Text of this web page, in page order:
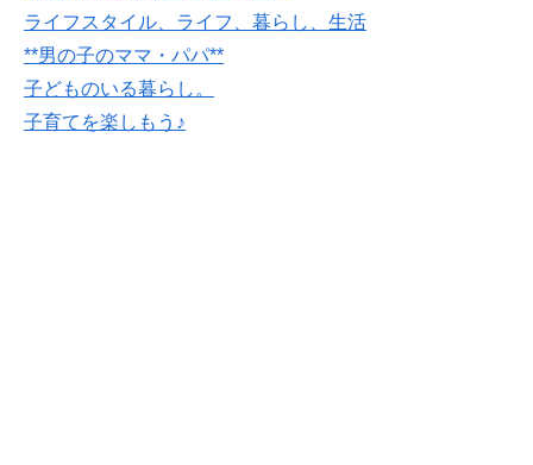
ライフスタイル、ライフ、暮らし、生活
**男の子のママ・パパ**
子どものいる暮らし。
子育てを楽しもう♪